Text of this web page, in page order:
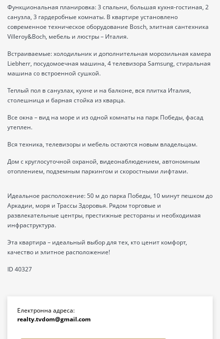
Функциональная планировка: 3 спальни, большая кухня-гостиная, 2
санузла, 3 гардеробные комнаты. В квартире установлено
современное техническое оборудование Bosch, элитная сантехника
Villeroy&Boch, мебель и люстры – Италия.
Встраиваемые: холодильник и дополнительная морозильная камера
Liebherr, посудомоечная машина, 4 телевизора Samsung, стиральная
машина со встроенной сушкой.
Теплый пол в санузлах, кухне и на балконе, вся плитка Италия,
столешница и барная стойка из кварца.
Все окна – вид на море и из одной комнаты на парк Победы, фасад
утеплен.
Вся техника, телевизоры и мебель остаются новым владельцам.
Дом с круглосуточной охраной, видеонаблюдением, автономным
отоплением, подземным паркингом и скоростными лифтами.
Идеальное расположение: 50 м до парка Победы, 10 минут пешком до
Аркадии, моря и Трассы Здоровья. Рядом торговые и
развлекательные центры, престижные рестораны и необходимая
инфраструктура.
Эта квартира – идеальный выбор для тех, кто ценит комфорт,
качество и элитное расположение!
ID 40327
Електронна адреса:
realty.tvdom@gmail.com